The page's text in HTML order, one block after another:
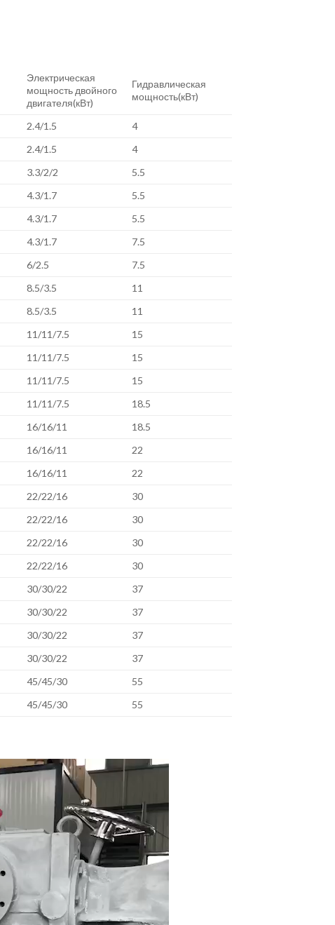
Электрическая
мощность двойного
двигателя(кВт)
Гидравлическая
мощность(кВт)
2.4/1.5
4
2.4/1.5
4
3.3/2/2
5.5
4.3/1.7
5.5
4.3/1.7
5.5
4.3/1.7
7.5
6/2.5
7.5
8.5/3.5
11
8.5/3.5
11
11/11/7.5
15
11/11/7.5
15
11/11/7.5
15
11/11/7.5
18.5
16/16/11
18.5
16/16/11
22
16/16/11
22
22/22/16
30
22/22/16
30
22/22/16
30
22/22/16
30
30/30/22
37
30/30/22
37
30/30/22
37
30/30/22
37
45/45/30
55
45/45/30 55